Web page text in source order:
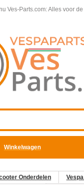
Ves-Parts.com: Alles voor
Winkelwagen
Onderdelen